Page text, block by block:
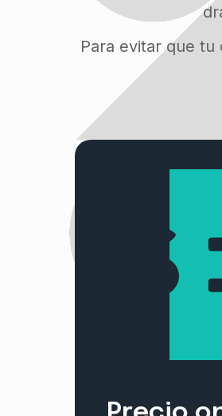
Para evitar que